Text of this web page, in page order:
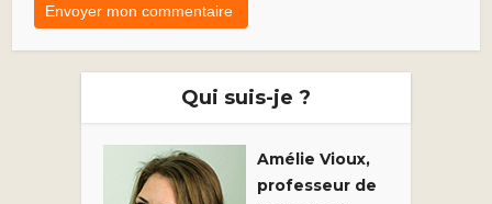
Qui suis-je ?
Amélie Vioux,
professeur de